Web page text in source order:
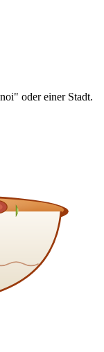
oder einer Stadt.